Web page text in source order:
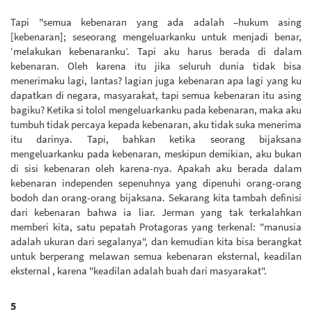
Tapi "semua kebenaran yang ada adalah –hukum asing
[kebenaran]; seseorang mengeluarkanku untuk menjadi benar,
‘melakukan kebenaranku’. Tapi aku harus berada di dalam
kebenaran. Oleh karena itu jika seluruh dunia tidak bisa
menerimaku lagi, lantas? lagian juga kebenaran apa lagi yang ku
dapatkan di negara, masyarakat, tapi semua kebenaran itu asing
bagiku? Ketika si tolol mengeluarkanku pada kebenaran, maka aku
tumbuh tidak percaya kepada kebenaran, aku tidak suka menerima
itu darinya. Tapi, bahkan ketika seorang bijaksana
mengeluarkanku pada kebenaran, meskipun demikian, aku bukan
di sisi kebenaran oleh karena-nya. Apakah aku berada dalam
kebenaran independen sepenuhnya yang dipenuhi orang-orang
bodoh dan orang-orang bijaksana. Sekarang kita tambah definisi
dari kebenaran bahwa ia liar. Jerman yang tak terkalahkan
memberi kita, satu pepatah Protagoras yang terkenal: "manusia
adalah ukuran dari segalanya", dan kemudian kita bisa berangkat
untuk berperang melawan semua kebenaran eksternal, keadilan
eksternal , karena "keadilan adalah buah dari masyarakat".
5